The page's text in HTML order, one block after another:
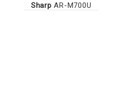
Sharp AR-M700U